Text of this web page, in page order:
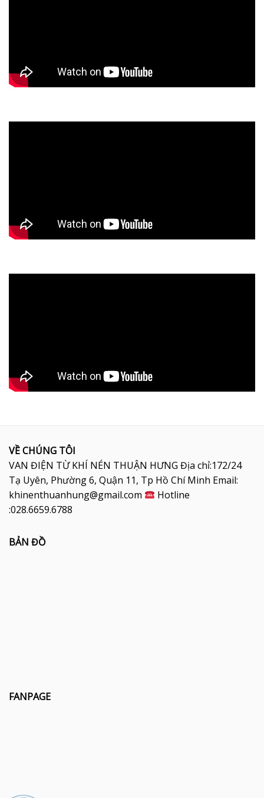
VỀ CHÚNG TÔI
VAN ĐIỆN TỪ KHÍ NÉN THUẬN HƯNG Địa chỉ:172/24
Tạ Uyên, Phường 6, Quận 11, Tp Hồ Chí Minh Email:
khinenthuanhung@gmail.com
Hotline
:028.6659.6788
BẢN ĐỒ
FANPAGE